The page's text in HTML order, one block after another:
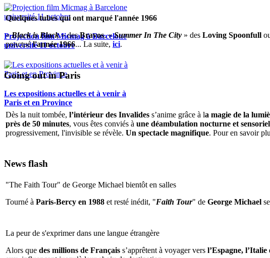
Projection film Micmag à Barcelone
université 11 octobre
Les expositions actuelles et à venir à
Paris et en Province
Quelques tubes qui ont marqué l'année 1966
«Black is Black» desBravos, «Summer In The City » des Loving Spoonfull
ponctuél'année 1966... La suite, ici.
Going out in Paris
Dès la nuit tombée, l’intérieur des Invalides s’anime grâce à la magie de la
près de 50 minutes, vous êtes conviés à une déambulation nocturne et
progressivement, l'invisible se révèle. Un spectacle magnifique. Pour en savoir
News flash
"The Faith Tour" de George Michael bientôt en salles
Tourné à Paris-Bercy en 1988 et resté inédit, "Faith Tour" de George Michael
La peur de s'exprimer dans une langue étrangère
Alors que des millions de Français s’apprêtent à voyager vers l’Espagne,